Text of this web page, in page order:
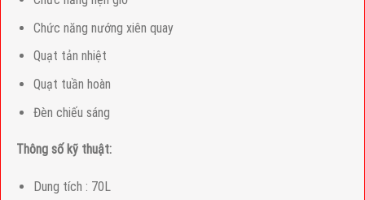
Chức năng nướng xiên quay
Quạt tản nhiệt
Quạt tuần hoàn
Đèn chiếu sáng
Thông số kỹ thuật:
Dung tích : 70L